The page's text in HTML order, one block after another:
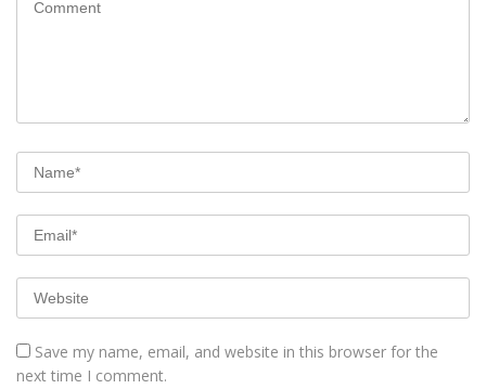
Save my name, email, and website in this browser for the
next time I comment.